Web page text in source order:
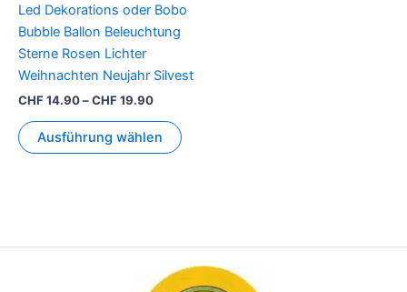
Led Dekorations oder Bobo
Bubble Ballon Beleuchtung
Sterne Rosen Lichter
Weihnachten Neujahr Silvest
CHF14.90–CHF19.90
Ausführung wählen
der
werden